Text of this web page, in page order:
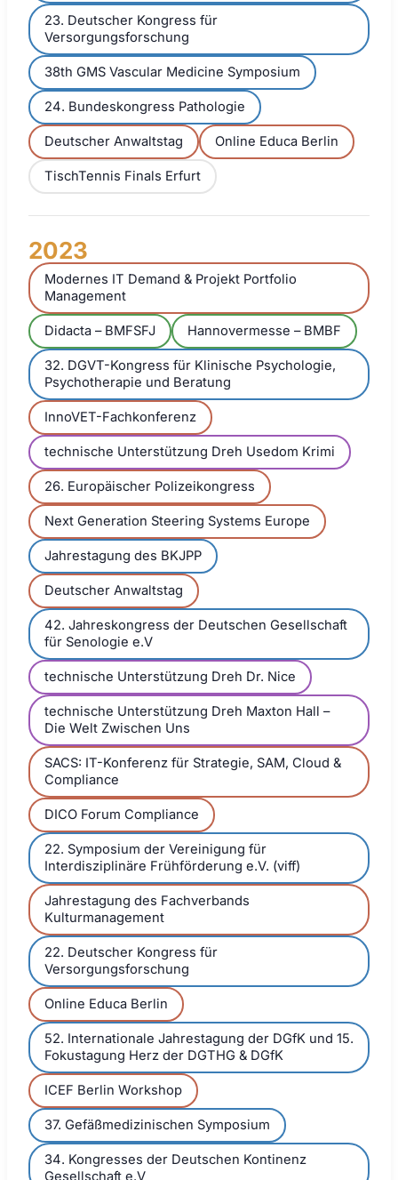
23. Deutscher Kongress für
Versorgungsforschung
38th GMS Vascular Medicine Symposium
24. Bundeskongress Pathologie
Deutscher Anwaltstag Online Educa Berlin
TischTennis Finals Erfurt
2023
Modernes IT Demand & Projekt Portfolio
Management
Didacta – BMFSFJ Hannovermesse – BMBF
32. DGVT-Kongress für Klinische Psychologie,
Psychotherapie und Beratung
InnoVET-Fachkonferenz
technische Unterstützung Dreh Usedom Krimi
26. Europäischer Polizeikongress
Next Generation Steering Systems Europe
Jahrestagung des BKJPP
Deutscher Anwaltstag
42. Jahreskongress der Deutschen Gesellschaft
für Senologie e.V
technische Unterstützung Dreh Dr. Nice
technische Unterstützung Dreh Maxton Hall –
Die Welt Zwischen Uns
SACS: IT-Konferenz für Strategie, SAM, Cloud &
Compliance
DICO Forum Compliance
22. Symposium der Vereinigung für
Interdisziplinäre Frühförderung e.V. (viff)
Jahrestagung des Fachverbands
Kulturmanagement
22. Deutscher Kongress für
Versorgungsforschung
Online Educa Berlin
52. Internationale Jahrestagung der DGfK und 15.
Fokustagung Herz der DGTHG & DGfK
ICEF Berlin Workshop
37. Gefäßmedizinischen Symposium
34. Kongresses der Deutschen Kontinenz
Gesellschaft e.V